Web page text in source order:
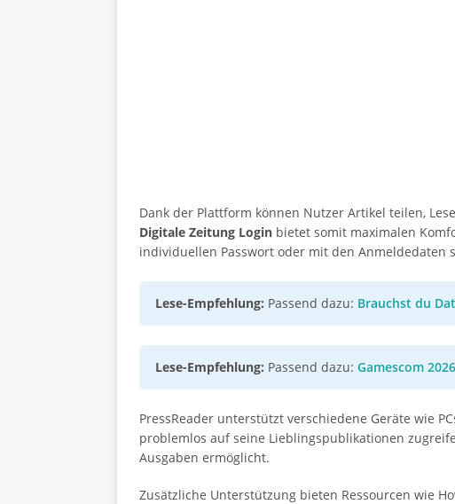
Dank der Plattform können Nutzer Artikel teilen,
Digitale Zeitung Login bietet somit maximalen
individuellen Passwort oder mit den Anmeldedaten
Lese-Empfehlung: Passend dazu: Brauchst du
Lese-Empfehlung: Passend dazu: Gamescom
PressReader unterstützt verschiedene Geräte wie
problemlos auf seine Lieblingspublikationen
Ausgaben ermöglicht.
Zusätzliche Unterstützung bieten Ressourcen wie